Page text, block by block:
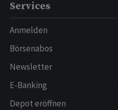
Services
Anmelden
Börsenabos
Newsletter
E-Banking
Depot eröffnen